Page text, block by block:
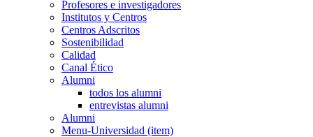
Profesores e investigadores
Institutos y Centros
Centros Adscritos
Sostenibilidad
Calidad
Canal Ético
Alumni
todos los alumni
entrevistas alumni
Alumni
Menu-Universidad (item)